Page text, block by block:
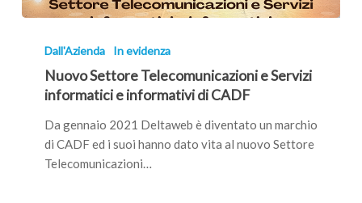
Settore
Servizi
informatici
informativi
Dall'Azienda In evidenza
Nuovo Settore Telecomunicazioni e Servizi
informatici e informativi di CADF
Da gennaio 2021 Deltaweb è diventato un marchio
di CADF ed i suoi hanno dato vita al nuovo Settore
Telecomunicazioni…